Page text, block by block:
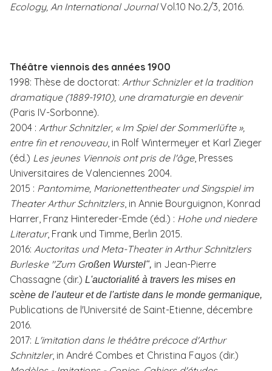
Ecology, An International JournalVol.10 No.2/3, 2016.
Théâtre viennois des années 1900
1998: Thèse de doctorat: Arthur Schnizler et la tradition
dramatique (1889-1910), une dramaturgie en devenir
(Paris IV-Sorbonne).
2004 : Arthur Schnitzler, « Im Spiel der Sommerlüfte »,
entre fin et renouveau, in Rolf Wintermeyer et Karl Zieger
(éd.) Les jeunes Viennois ont pris de l'âge, Presses
Universitaires de Valenciennes 2004.
2015 : Pantomime, Marionettentheater und Singspiel im
Theater Arthur Schnitzlers, in Annie Bourguignon, Konrad
Harrer, Franz Hintereder-Emde (éd.) : Hohe und niedere
Literatur, Frank und Timme, Berlin 2015.
2016: Auctoritas und Meta-Theater in Arthur Schnitzlers
Burleske "Zum Großen Wurstel", in Jean-Pierre
Chassagne (dir.) L'auctorialité à travers les mises en
scène de l'auteur et de l'artiste dans le monde germanique,
Publications de l'Université de Saint-Etienne, décembre
2016.
2017: L'imitation dans le théâtre précoce d'Arthur
Schnitzler, in André Combes et Christina Fayos (dir.)